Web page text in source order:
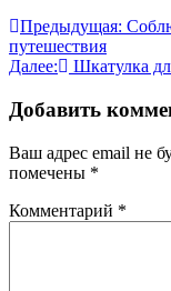
Навигация
по
Предыдущая:
путешествия
Далее:
Шкатулка
Добавить
Ваш адрес email не
помечены *
Комментарий *